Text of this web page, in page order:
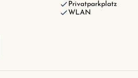
Privatparkplatz
WLAN